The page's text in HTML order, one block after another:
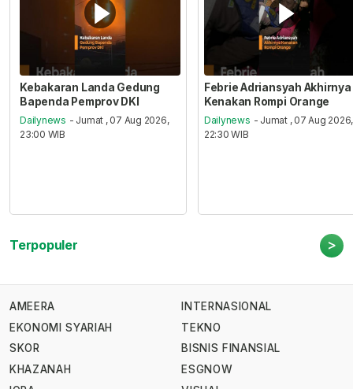
Kebakaran Landa Gedung
Bapenda Pemprov DKI
Dailynews - Jumat , 07 Aug 2026,
23:00 WIB
Febrie Adriansyah Akhirnya
Kenakan Rompi Orange
Dailynews - Jumat , 07 Aug 2026,
22:30 WIB
Terpopuler >
AMEERA
EKONOMI SYARIAH
SKOR
KHAZANAH
INTERNASIONAL
TEKNO
BISNIS FINANSIAL
ESGNOW